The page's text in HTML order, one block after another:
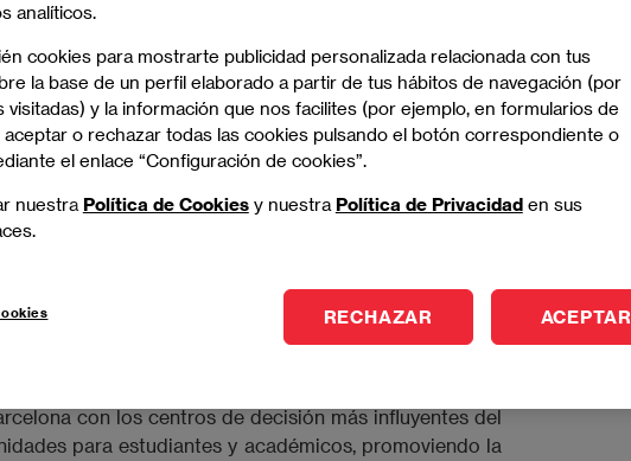
internacional mediante alianzas estratégicas
más prestigiosas del mundo.La última fue con la
, un acuerdo que marca un hito en las relaciones sino-
entre China y Hong Kong. Firmada en
. Esta alianza permite el intercambio de estudiantes y
con el objetivo de integrar la enseñanza en
de ambos países.
en el mercado asiático, un paso fundamental
con los centros de decisión más influyentes del
para estudiantes y académicos, promoviendo la
analíticos.
cookies para mostrarte publicidad personalizada relacionada con tus
la base de un perfil elaborado a partir de tus hábitos de navegación (por
visitadas) y la información que nos facilites (por ejemplo, en formularios de
aceptar o rechazar todas las cookies pulsando el botón correspondiente o
el enlace “Configuración de cookies”.
nuestra Política de Cookiesy nuestra Política de Privacidaden sus
RECHAZAR ACEPTAR